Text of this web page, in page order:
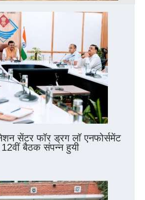
सेंटर फॉर ड्रग लॉ एनफोर्समेंट
बैठक संपन्न हुयी